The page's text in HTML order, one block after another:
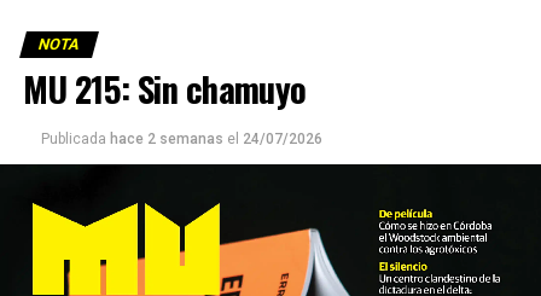
NOTA
MU 215: Sin chamuyo
Publicada hace 2 semanas el 24/07/2026